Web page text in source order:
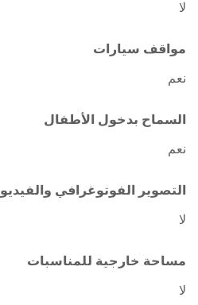
لا
مواقف سيارات
نعم
السماح بدخول الأطفال
نعم
التصوير الفوتوغرافي والفيديو
لا
مساحة خارجية للمناسبات
لا